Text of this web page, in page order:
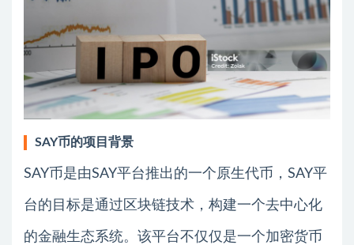
SAY币的项目背景
SAY币是由SAY平台推出的一个原生代币，SAY平
台的目标是通过区块链技术，构建一个去中心化
的金融生态系统。该平台不仅仅是一个加密货币